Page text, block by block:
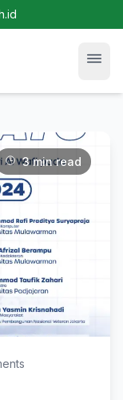
3 min read